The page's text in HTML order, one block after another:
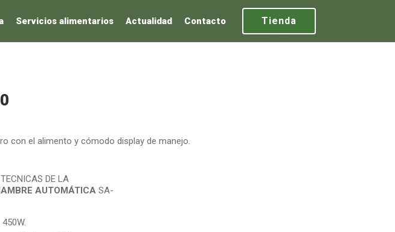
Tienda
Servicios alimentarios Actualidad Contacto
con el alimento y cómodo display de manejo.
DE LA
AUTOMÁTICA SA-